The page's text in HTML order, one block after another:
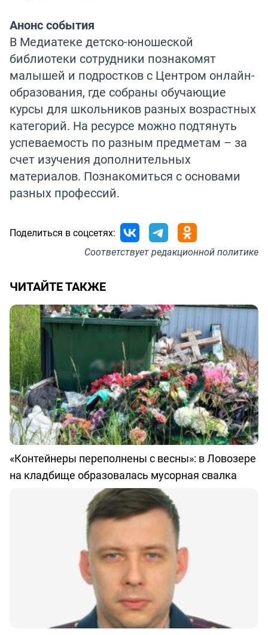
Анонс события
В Медиатеке детско-юношеской
библиотеки сотрудники познакомят
малышей и подростков с Центром онлайн-
образования, где собраны обучающие
курсы для школьников разных возрастных
категорий. На ресурсе можно подтянуть
успеваемость по разным предметам – за
счет изучения дополнительных
материалов. Познакомиться с основами
разных профессий.
Поделиться в соцсетях:
Соответствуетредакционной политике
ЧИТАЙТЕ ТАКЖЕ
«Контейнеры переполнены с весны»: в Ловозере
на кладбище образовалась мусорная свалка